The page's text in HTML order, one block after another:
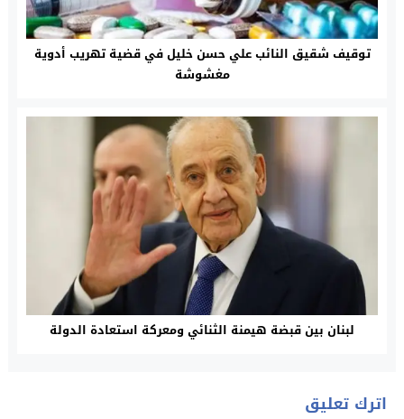
توقيف شقيق النائب علي حسن خليل في قضية تهريب أدوية
مغشوشة
لبنان بين قبضة هيمنة الثنائي ومعركة استعادة الدولة
اترك تعليق